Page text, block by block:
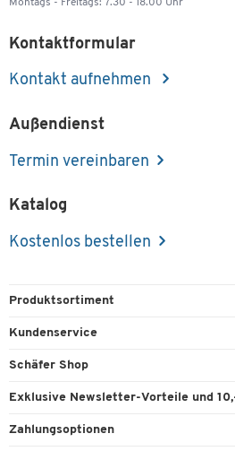
Montags - Freitags: 7.30 - 18.00 Uhr
Kontaktformular
Kontakt aufnehmen
Außendienst
Termin vereinbaren
Katalog
Kostenlos bestellen
Produktsortiment
Büroausstattung
Reinigung & Hygiene
Kundenservice
Direktbestellung
Kontaktformulare
Schäfer Shop
Services & Leistungen
Exklusive Newsletter-Vorteile und
Willkommensgutschein
Zahlungsoptionen